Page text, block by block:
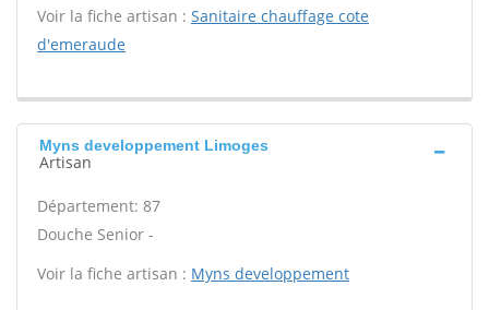
Voir la fiche artisan : Sanitaire chauffage cote
d'emeraude
Myns developpement Limoges
Artisan
Département: 87
Douche Senior -
Voir la fiche artisan : Myns developpement